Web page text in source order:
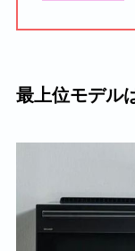
最上位モデル